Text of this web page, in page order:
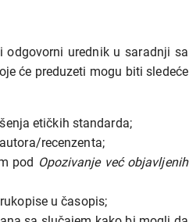
urednik u saradnji sa
će preduzeti mogu biti sledeće
etičkih standarda;
recenzenta;
pod Opozivanje već objavljenih
u časopis;